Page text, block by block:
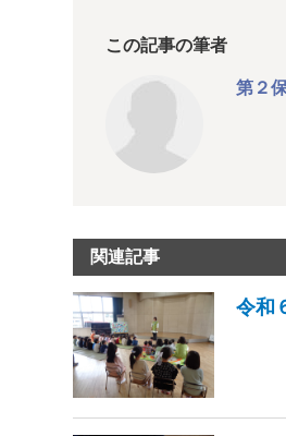
この記事の筆者
第２
関連記事
令和